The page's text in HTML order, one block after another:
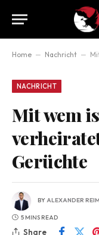
Home – Nachricht –
NACHRICHT
Mit wem
Gerüchte
BYALEXANDER
5 MINS READ
Share